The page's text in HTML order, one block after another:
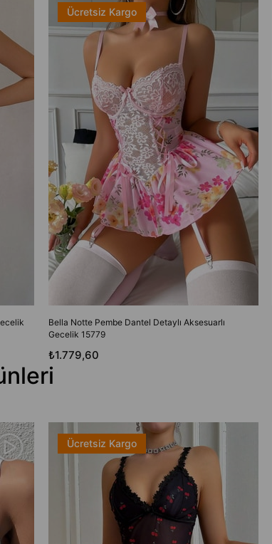
Bella Notte Pembe Dantel Detaylı Aksesuarlı
Gecelik 15779
₺1.779,60
Ücretsiz Kargo
Ücretsiz Kargo